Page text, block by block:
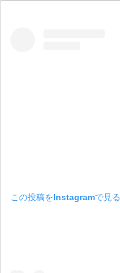
この投稿をInstagramで見る